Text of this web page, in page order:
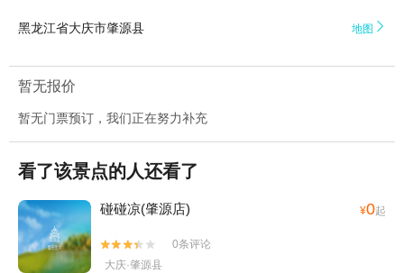
黑龙江省大庆市肇源县 地图 
暂无报价
暂无门票预订，我们正在努力补充
看了该景点的人还看了
碰碰凉(肇源店) ¥0起


0条评论
大庆·肇源县